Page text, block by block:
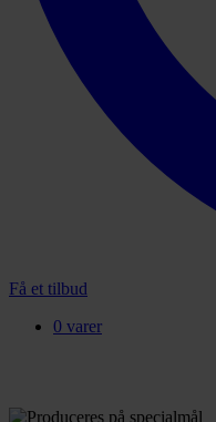
Få et tilbud
0 varer